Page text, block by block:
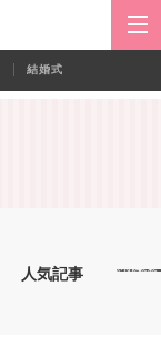
結婚式
人気記事